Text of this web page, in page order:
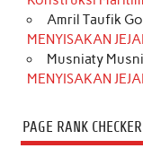
Amril Taufik
MENYISAKAN
Musniaty Musni
MENYISAKAN
PAGE RANK CHECKER